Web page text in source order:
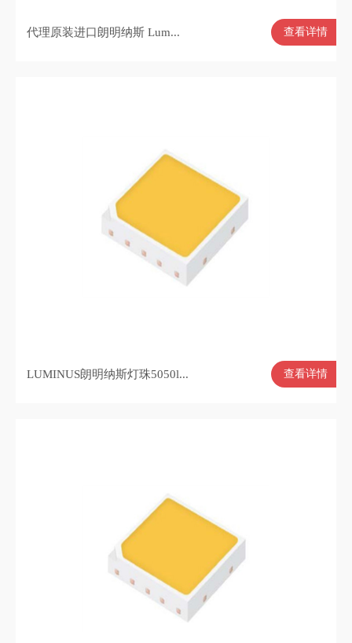
代理原装进口朗明纳斯 Lum... 查看详情
LUMINUS朗明纳斯灯珠5050l... 查看详情